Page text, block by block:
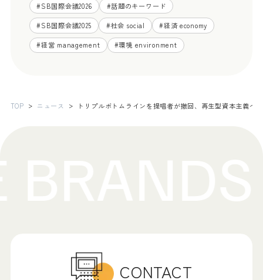
#SB国際会議2026 #話題のキーワード
#SB国際会議2025 #社会 social #経済 economy
#経営 management #環境 environment
TOP ニュース トリプルボトムラインを提唱者が撤回、再生型資本主義へ
CONTACT